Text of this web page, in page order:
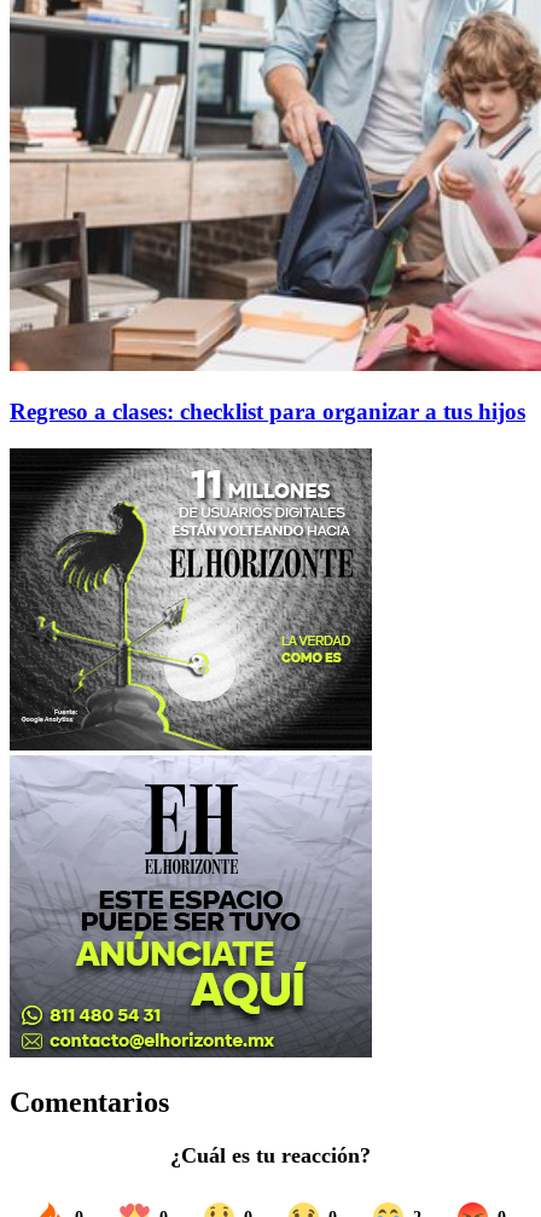
Regreso a clases: checklist para organizar a tus hijos
Comentarios